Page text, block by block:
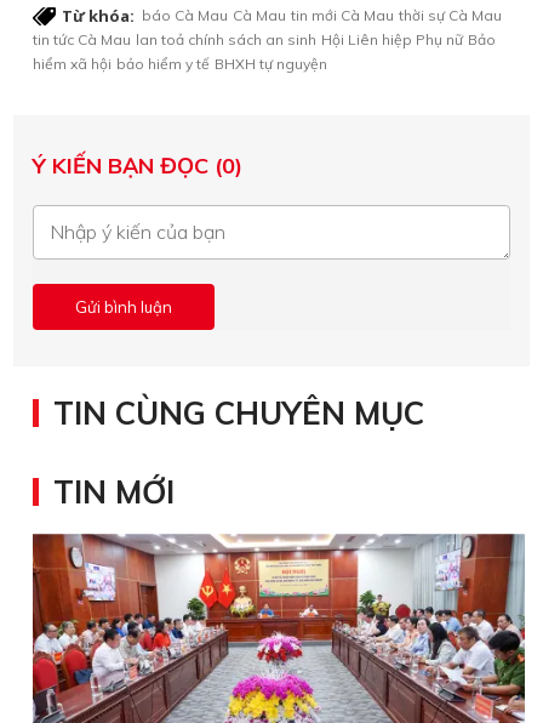
Từ khóa: báo Cà Mau Cà Mau tin mới Cà Mau thời sự Cà Mau
tin tức Cà Mau lan toả chính sách an sinh Hội Liên hiệp Phụ nữ Bảo
hiểm xã hội bảo hiểm y tế BHXH tự nguyện
Ý KIẾN BẠN ĐỌC (0)
TIN CÙNG CHUYÊN MỤC
TIN MỚI